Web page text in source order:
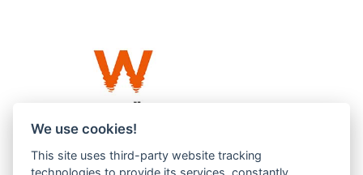
Westküste UG (haftungsbeschränkt)
We use cookies!
This site uses third-party website tracking